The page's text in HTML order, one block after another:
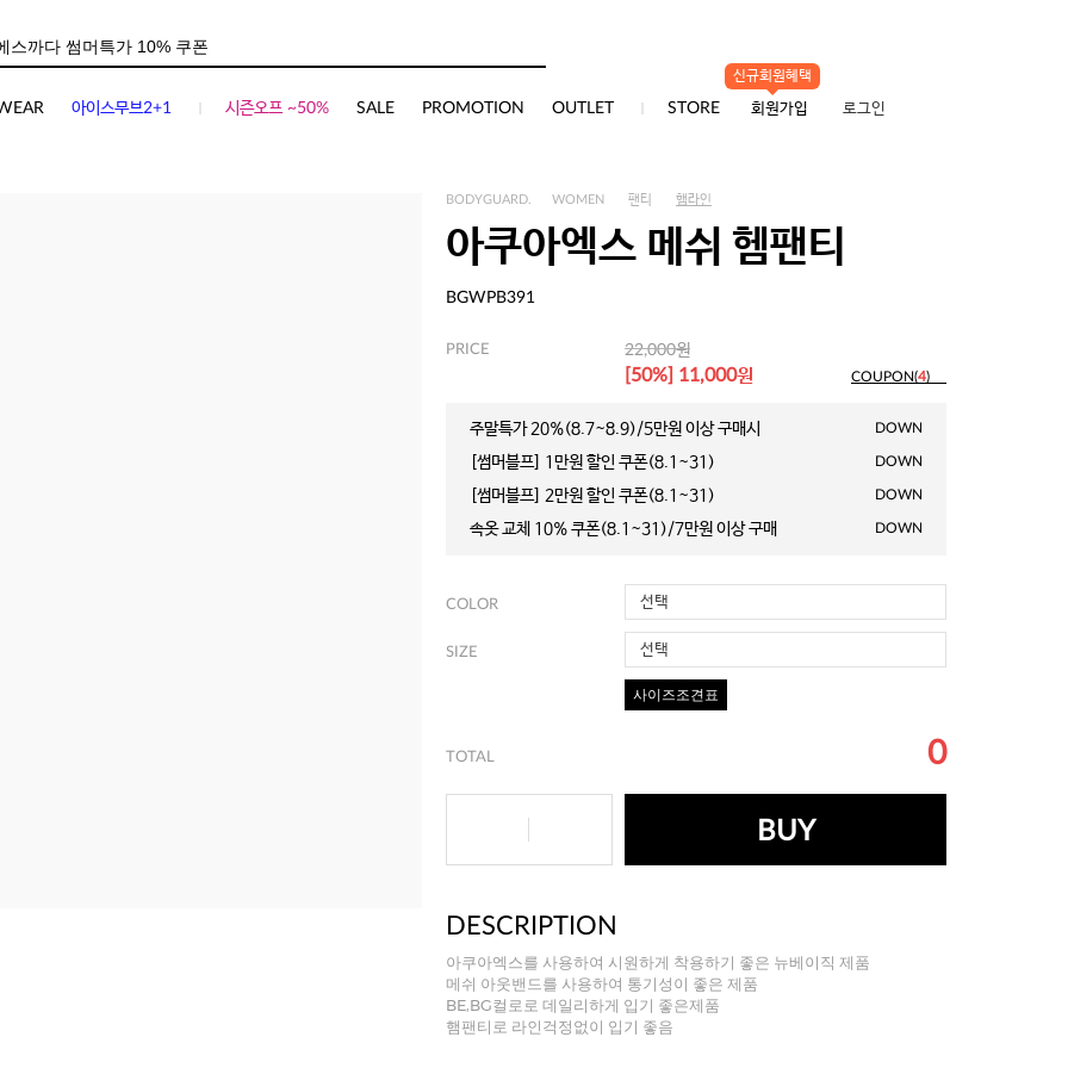
아이스무브2+1 시즌오프 ~50% SALE PROMOTION OUTLET STORE
신규회원혜택
회원가입 로그인
BODYGUARD. WOMEN 팬티 햄라인
아쿠아엑스 메쉬 헴팬티
BGWPB391
PRICE 22,000원
[50%] 11,000원 COUPON(4)
주말특가 20%(8.7~8.9)/5만원 이상 구매시 DOWN
[썸머블프] 1만원 할인 쿠폰(8.1~31) DOWN
[썸머블프] 2만원 할인 쿠폰(8.1~31) DOWN
속옷 교체 10% 쿠폰(8.1~31)/7만원 이상 구매 DOWN
COLOR 선택
SIZE 선택
사이즈조견표
TOTAL 0
BUY
DESCRIPTION
아쿠아엑스를 사용하여 시원하게 착용하기 좋은 뉴베이직 제품
메쉬 아웃밴드를 사용하여 통기성이 좋은 제품
BE,BG컬로로 데일리하게 입기 좋은제품
햄팬티로 라인걱정없이 입기 좋음